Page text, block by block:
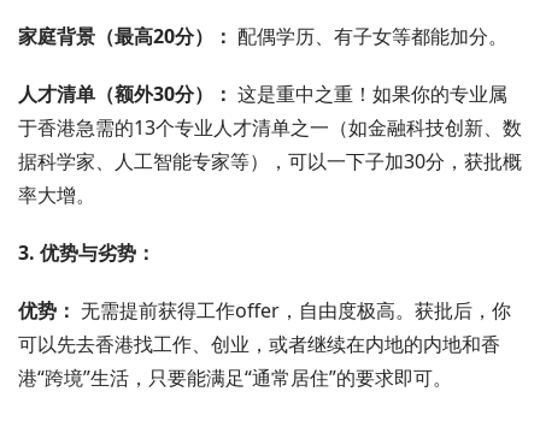
家庭背景（最高20分）： 配偶学历、有子女等都能加分。
人才清单（额外30分）： 这是重中之重！如果你的专业属
于香港急需的13个专业人才清单之一（如金融科技创新、数
据科学家、人工智能专家等），可以一下子加30分，获批概
率大增。
3. 优势与劣势：
优势： 无需提前获得工作offer，自由度极高。获批后，你
可以先去香港找工作、创业，或者继续在内地的内地和香
港“跨境”生活，只要能满足“通常居住”的要求即可。